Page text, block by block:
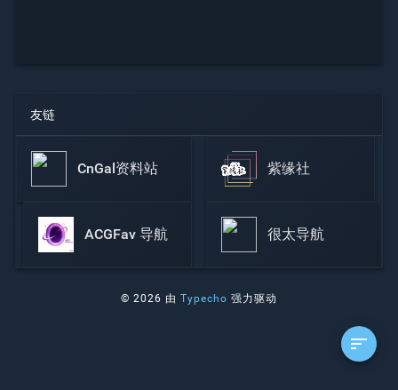
友链
CnGal资料站 紫缘社
ACGFav 导航 很太导航
© 2026 由Typecho 强力驱动
sort